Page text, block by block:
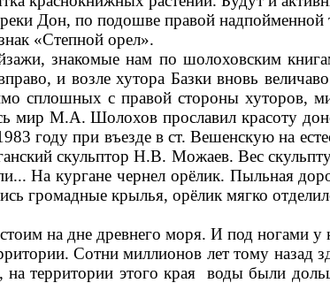
Дон, по подошве правой
«Степной орел».
знакомые нам по шолоховским
вправо, и возле хутора Базки вновь
сплошных с правой стороны хуторов,
мир М.А. Шолохов прославил красоту
году при въезде в ст. Вешенскую на
скульптор Н.В. Можаев. Вес
На кургане чернел орёлик. Пыльная
громадные крылья, орёлик мягко
на дне древнего моря. И под ногами
Сотни миллионов лет тому назад
территории этого края воды были